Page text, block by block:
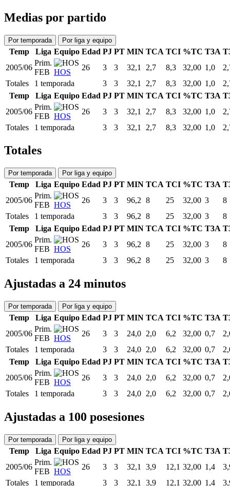
Medias por partido
Por temporada Por liga y equipo
Temp Liga Equipo Edad PJ PT MIN TCA TCI %TC T3A
2005/06
Prim.
FEB HOS
26 3 3 32,1 2,7 8,3 32,00 1,0
Totales
1 temporada 3 3 32,1 2,7 8,3 32,00 1,0
Temp
Liga Equipo Edad PJ PT MIN TCA TCI %TC T3A
2005/06
Prim.
FEB HOS
26 3 3 32,1 2,7 8,3 32,00 1,0
Totales
1 temporada 3 3 32,1 2,7 8,3 32,00 1,0
Totales
Por temporada Por liga y equipo
Temp Liga Equipo Edad PJ PT MIN TCA TCI %TC T3A
2005/06
Prim.
FEB HOS
26 3 3 96,2 8 25 32,00 3
8
Totales
1 temporada 3 3 96,2 8 25 32,00 3
8
Temp
Liga Equipo Edad PJ PT MIN TCA TCI %TC T3A
2005/06
Prim.
FEB HOS
26 3 3 96,2 8 25 32,00 3
8
Totales
1 temporada 3 3 96,2 8 25 32,00 3 8
Ajustadas a 24 minutos
Por temporada Por liga y equipo
Temp Liga Equipo Edad PJ PT MIN TCA TCI %TC T3A
2005/06
Prim.
FEB HOS
26 3 3 24,0 2,0 6,2 32,00 0,7
Totales
1 temporada 3 3 24,0 2,0 6,2 32,00 0,7
Temp
Liga Equipo Edad PJ PT MIN TCA TCI %TC T3A
2005/06
Prim.
FEB HOS
26 3 3 24,0 2,0 6,2 32,00 0,7
Totales
1 temporada 3 3 24,0 2,0 6,2 32,00 0,7
Ajustadas a 100 posesiones
Por temporada Por liga y equipo
Temp Liga Equipo Edad PJ PT MIN TCA TCI %TC T3A
2005/06
Prim.
FEB HOS
26 3 3 32,1 3,9 12,1 32,00 1,4
Totales
1 temporada 3 3 32,1 3,9 12,1 32,00 1,4